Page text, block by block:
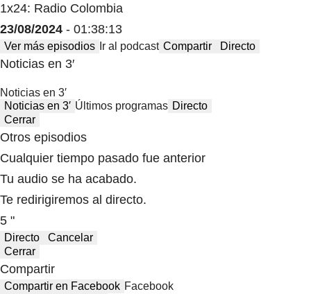
1x24: Radio Colombia
23/08/2024 - 01:38:13
Ver más episodios Ir al podcast Compartir Directo
Noticias en 3′
Noticias en 3′
Noticias en 3′ Últimos programas Directo
Cerrar
Otros episodios
Cualquier tiempo pasado fue anterior
Tu audio se ha acabado.
Te redirigiremos al directo.
5 "
Directo
Cancelar
Cerrar
Compartir
Compartir en Facebook Facebook